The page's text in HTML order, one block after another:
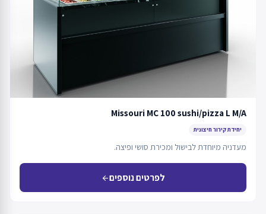
Missouri MC 100 sushi/pizza L M/A
יחידת קירור חיצונית
מעדניה מיוחדת לבישול ומכירת סושי ופיצה.
לפרטים נוספיםarrow_back